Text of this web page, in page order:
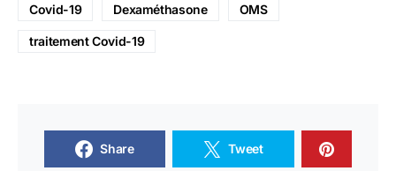
Covid-19 Dexaméthasone OMS
traitement Covid-19
Share Tweet